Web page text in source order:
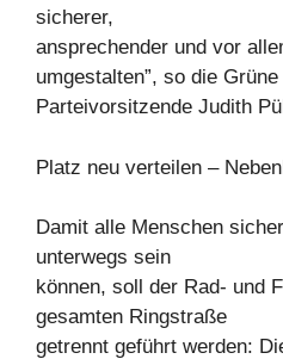
sicherer,
ansprechender und vor
umgestalten”, so die Grüne
Parteivorsitzende Judith
Platz neu verteilen –
Damit alle Menschen
unterwegs sein
können, soll der Rad- und
gesamten Ringstraße
getrennt geführt werden: